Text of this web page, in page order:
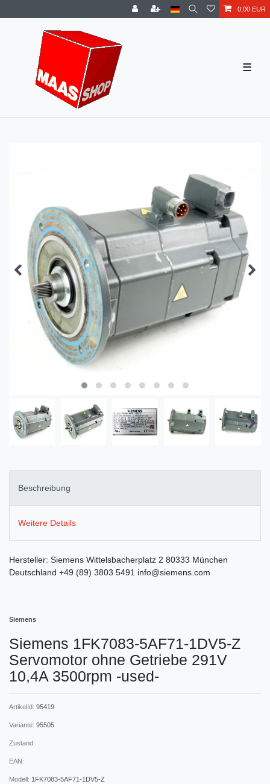
0,00 EUR
☰
Beschreibung
Weitere Details
Hersteller: Siemens Wittelsbacherplatz 2 80333 München
Deutschland +49 (89) 3803 5491 info@siemens.com
Siemens
Siemens 1FK7083-5AF71-1DV5-Z
Servomotor ohne Getriebe 291V
10,4A 3500rpm -used-
ArtikelId: 95419
Variante: 95505
Zustand:
EAN:
Modell: 1FK7083-5AF71-1DV5-Z